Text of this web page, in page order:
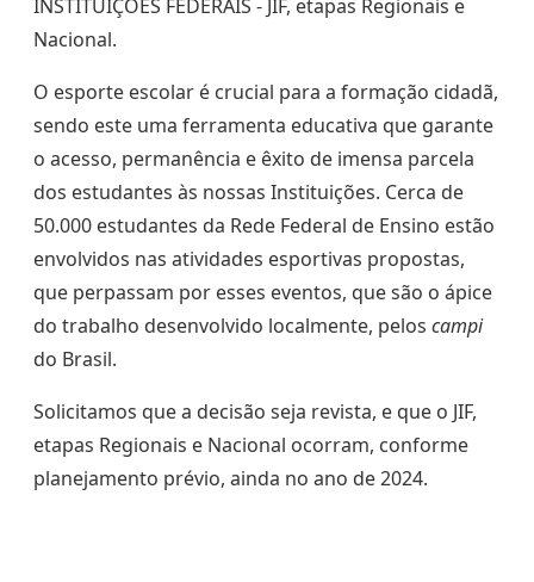
INSTITUIÇÕES FEDERAIS - JIF, etapas Regionais e
Nacional.
O esporte escolar é crucial para a formação cidadã,
sendo este uma ferramenta educativa que garante
o acesso, permanência e êxito de imensa parcela
dos estudantes às nossas Instituições. Cerca de
50.000 estudantes da Rede Federal de Ensino estão
envolvidos nas atividades esportivas propostas,
que perpassam por esses eventos, que são o ápice
do trabalho desenvolvido localmente, pelos campi
do Brasil.
Solicitamos que a decisão seja revista, e que o JIF,
etapas Regionais e Nacional ocorram, conforme
planejamento prévio, ainda no ano de 2024.